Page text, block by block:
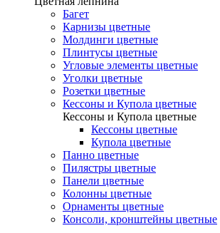
Багет
Карнизы цветные
Молдинги цветные
Плинтусы цветные
Угловые элементы цветные
Уголки цветные
Розетки цветные
Кессоны и Купола цветные
Кессоны и Купола цветные
Кессоны цветные
Купола цветные
Панно цветные
Пилястры цветные
Панели цветные
Колонны цветные
Орнаменты цветные
Консоли, кронштейны цветные